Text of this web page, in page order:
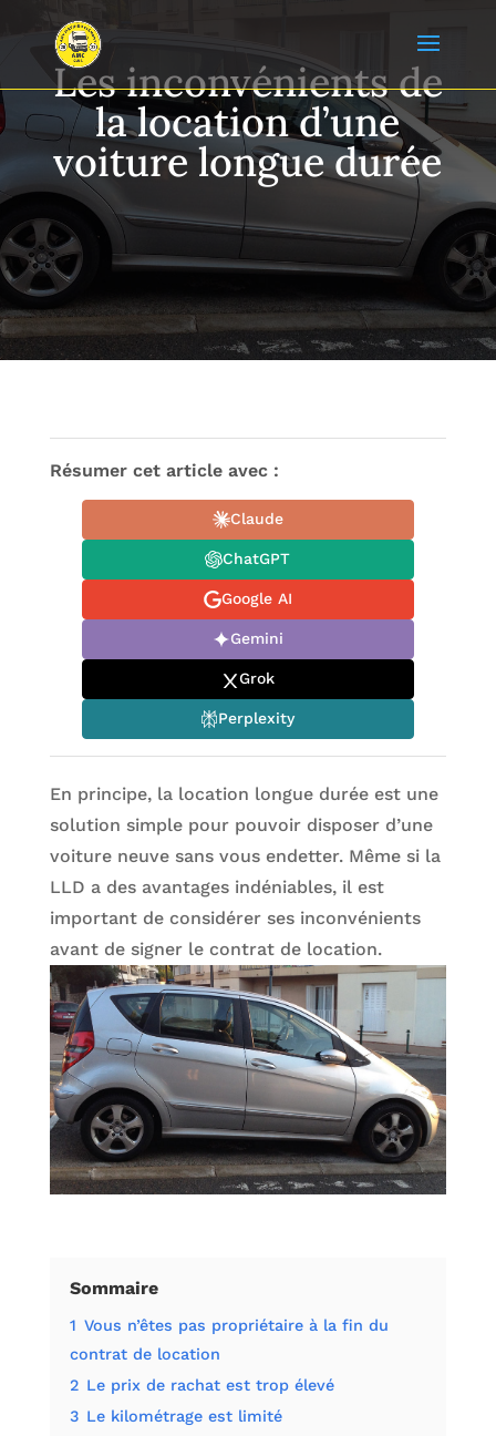
Les inconvénients de
la location d’une
voiture longue durée
Résumer cet article avec :
Claude
ChatGPT
Google AI
Gemini
Grok
Perplexity
En principe, la location longue durée est une
solution simple pour pouvoir disposer d’une
voiture neuve sans vous endetter. Même si la
LLD a des avantages indéniables, il est
important de considérer ses inconvénients
avant de signer le contrat de location.
Sommaire
1 Vous n’êtes pas propriétaire à la fin du
contrat de location
2 Le prix de rachat est trop élevé
3 Le kilométrage est limité